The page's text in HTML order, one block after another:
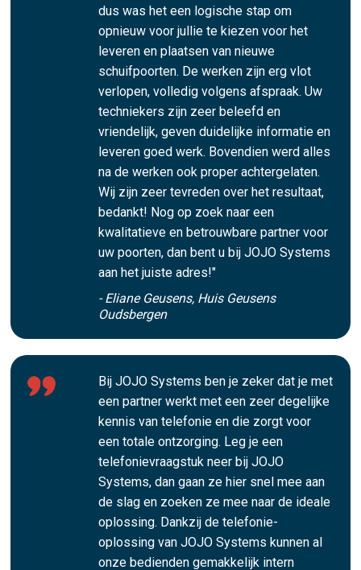
dus was het een logische stap om
opnieuw voor jullie te kiezen voor het
leveren en plaatsen van nieuwe
schuifpoorten. De werken zijn erg vlot
verlopen, volledig volgens afspraak. Uw
techniekers zijn zeer beleefd en
vriendelijk, geven duidelijke informatie en
leveren goed werk. Bovendien werd alles
na de werken ook proper achtergelaten.
Wij zijn zeer tevreden over het resultaat,
bedankt! Nog op zoek naar een
kwalitatieve en betrouwbare partner voor
uw poorten, dan bent u bij JOJO Systems
aan het juiste adres!"
- Eliane Geusens, Huis Geusens
Oudsbergen
Bij JOJO Systems ben je zeker dat je met
een partner werkt met een zeer degelijke
kennis van telefonie en die zorgt voor
een totale ontzorging. Leg je een
telefonievraagstuk neer bij JOJO
Systems, dan gaan ze hier snel mee aan
de slag en zoeken ze mee naar de ideale
oplossing. Dankzij de telefonie-
oplossing van JOJO Systems kunnen al
onze bedienden gemakkelijk intern